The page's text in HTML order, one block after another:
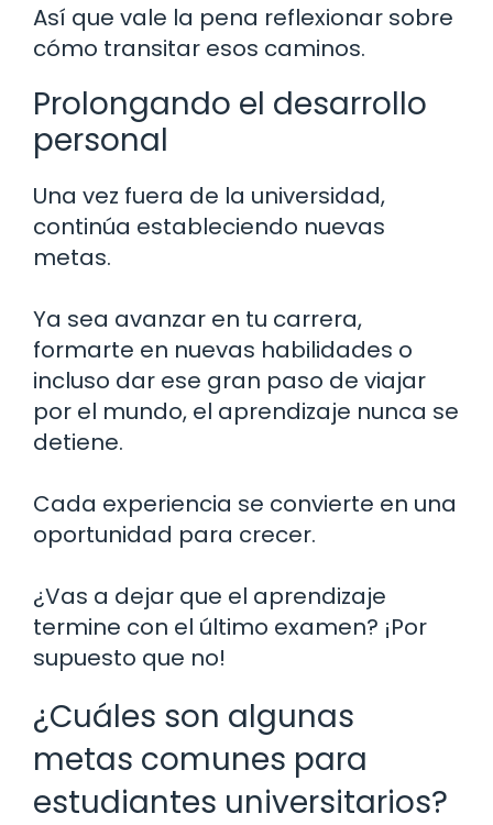
Así que vale la pena reflexionar sobre
cómo transitar esos caminos.
Prolongando el desarrollo
personal
Una vez fuera de la universidad,
continúa estableciendo nuevas
metas.
Ya sea avanzar en tu carrera,
formarte en nuevas habilidades o
incluso dar ese gran paso de viajar
por el mundo, el aprendizaje nunca se
detiene.
Cada experiencia se convierte en una
oportunidad para crecer.
¿Vas a dejar que el aprendizaje
termine con el último examen? ¡Por
supuesto que no!
¿Cuáles son algunas
metas comunes para
estudiantes universitarios?